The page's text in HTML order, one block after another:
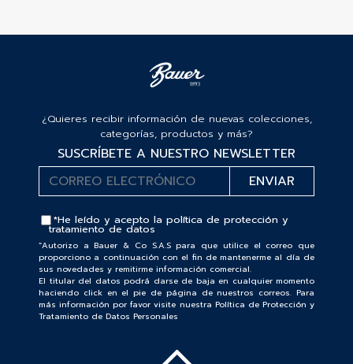
¿Quieres recibir información de nuevas colecciones,
categorías, productos y más?
SUSCRÍBETE A NUESTRO NEWSLETTER
*He leído y acepto la política de protección y
tratamiento de datos
“Autorizo a Bauer & Co S.A.S para que utilice el correo que
proporciono a continuación con el fin de mantenerme al día de
sus novedades y remitirme información comercial.
El titular del datos podrá darse de baja en cualquier momento
haciendo click en el pie de página de nuestros correos. Para
más información por favor visite nuestra Política de Protección y
Tratamiento de Datos Personales